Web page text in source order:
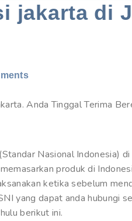
jakarta di
Anda Tinggal Terima
Nasional Indonesia)
produk di
ketika sebelum
yang dapat anda hubungi
berikut ini.